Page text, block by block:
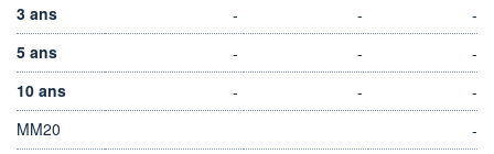
3 ans
- -
-
5 ans
- -
-
10 ans
- -
-
MM20
-